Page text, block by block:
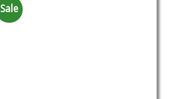
Sale